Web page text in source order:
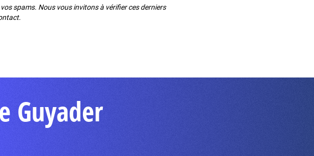
spams. Nous vous invitons à vérifier ces derniers
Guyader